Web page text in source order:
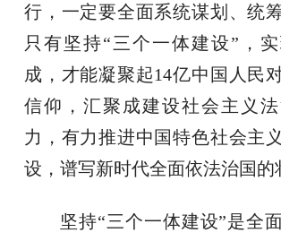
行，一定要全面系统谋划、统
只有坚持“三个一体建设”，
成，才能凝聚起14亿中国人民
信仰，汇聚成建设社会主义
力，有力推进中国特色社会主
设，谱写新时代全面依法治国的
坚持“三个一体建设”是全